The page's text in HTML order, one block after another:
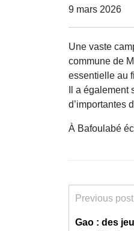
9 mars 2026
Une vaste
commune de
essentielle au
Il a
d’importantes
À Bafoulabé
Previous post
Gao : des